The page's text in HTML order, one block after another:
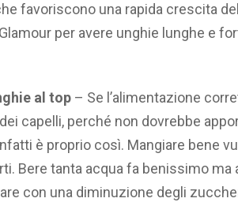
favoriscono una rapida crescita
per avere unghie lunghe e
al top – Se l’alimentazione
capelli, perché non dovrebbe
è proprio così. Mangiare bene
Bere tanta acqua fa benissimo ma
con una diminuzione degli